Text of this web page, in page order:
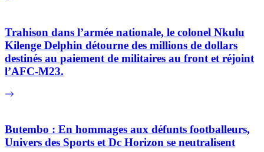
Trahison dans l’armée nationale, le colonel Nkulu
Kilenge Delphin détourne des millions de dollars
destinés au paiement de militaires au front et réjoint
l’AFC-M23.
Butembo : En hommages aux défunts footballeurs,
Univers des Sports et Dc Horizon se neutralisent